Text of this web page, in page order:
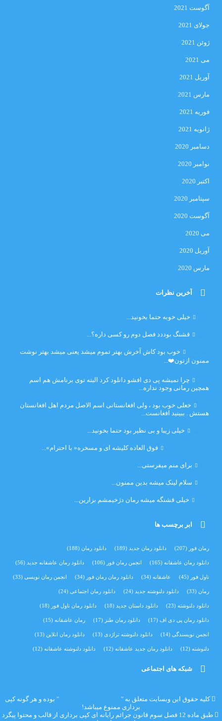
آگوست 2021
جولای 2021
ژوئن 2021
می 2021
آوریل 2021
مارس 2021
فوریه 2021
ژانویه 2021
دسامبر 2020
نوامبر 2020
اکتبر 2020
سپتامبر 2020
آگوست 2020
می 2020
آوریل 2020
مارس 2020
آخرین نظرات
خیلی خوبه حتما بخونید...
قشنگ بوددد فصل دوم رو کسی داره؟...
خوب بود کاش آخرش بهتر تموم میشد یعنی میشد بهتر نوشت
ممنون ازتون❤️...
چرا نمیشه پی دی افشو دانلود کرد البته توی برنامش هم اسم
همچین رمانی وجود نداره...
خعلی خوب بود ، ولی افغانستانی اسم الاصل مردم اهل افغانستان
هستش . ببینید افغانست...
خیلی زیبا و بی نظیر بود حتما بخونید...
فوق العاده کلیشه ای و مسخره« با احترام»...
برای منم میفرستی...
سلام لینک میشه بدین ممنون...
خیلی قشنگه میشه رمان دژخیمشم بزارین...
ابر برچسب ها
رمان فور (207) دانلود رمان جدید (189) دانلود رمان(188)
دانلود رمان عاشقانه(165) انجمن رمان فور (106) دانلود رمان عاشقانه جدید (56)
ناول فور (45) عاشقانه(34) دانلود رمان رمان فور (34) انجمن رمان نویسی(33)
رمان(33) دانلود دلنوشته جدید (24) دانلود رمان اجتماعی‌(24)
دانلود دلنوشته(23) دانلود داستان جدید (18) دانلود رمان ناول فور (18)
دانلود رمان پی دی اف(17) دانلود رمان طنز (17) رمان عاشقانه(15)
انجمن نویسندگی(14) دانلود دلنوشته تراژدی‌ (13) دانلود رمان انلاین (13)
دلنوشته(12) دانلود رمان جدید عاشقانه(12) دانلود دلنوشته عاشقانه(12)
شبکه های اجتماعی
کلیه حقوق این وبسایت متعلق به "
" بوده و هر گونه کپی
برداری ممنوع میباشد!
طبق ماده 12 فصل سوم قانون جرائم رایانه ای کپی برداری از قالب و محتوا پیگرد